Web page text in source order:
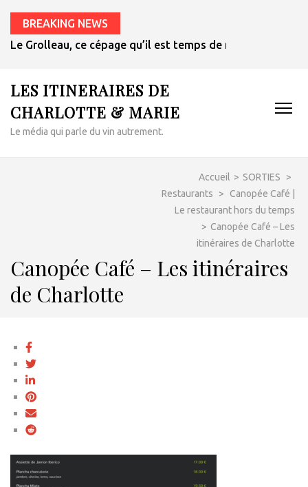
BREAKING NEWS
Le Grolleau, ce cépage qu’il est temps de redécouvrir
LES ITINERAIRES DE
CHARLOTTE & MARIE
Le média qui parle du vin autrement.
Accueil > SORTIES
>
Restaurants
> Canopée Café |
Le restaurant hors du temps
> Canopée Café – Les
itinéraires de Charlotte
Canopée Café – Les itinéraires
de Charlotte